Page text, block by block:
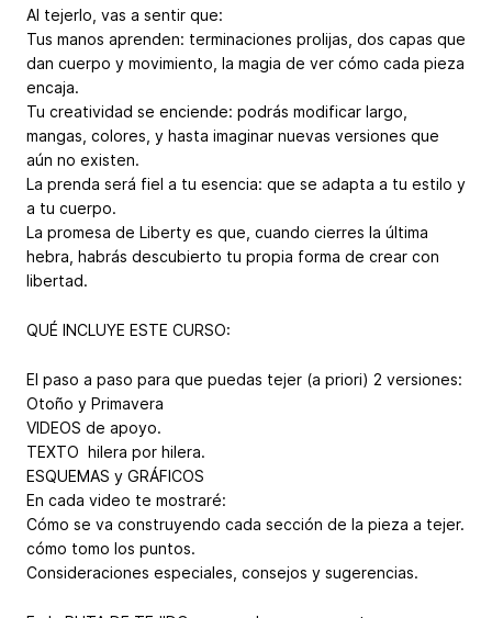
Al tejerlo, vas a sentir que:
Tus manos aprenden: terminaciones prolijas, dos capas que
dan cuerpo y movimiento, la magia de ver cómo cada pieza
encaja.
Tu creatividad se enciende: podrás modificar largo,
mangas, colores, y hasta imaginar nuevas versiones que
aún no existen.
La prenda será fiel a tu esencia: que se adapta a tu estilo y
a tu cuerpo.
La promesa de Liberty es que, cuando cierres la última
hebra, habrás descubierto tu propia forma de crear con
libertad.
QUÉ INCLUYE ESTE CURSO:
El paso a paso para que puedas tejer (a priori) 2 versiones:
Otoño y Primavera
VIDEOS de apoyo.
TEXTO hilera por hilera.
ESQUEMAS y GRÁFICOS
En cada video te mostraré:
Cómo se va construyendo cada sección de la pieza a tejer.
cómo tomo los puntos.
Consideraciones especiales, consejos y sugerencias.